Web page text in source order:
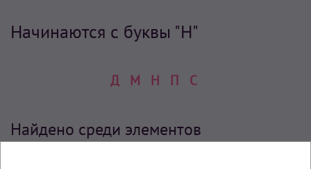
Начинаются с буквы "Н"
Д М Н П С
Найдено среди элементов